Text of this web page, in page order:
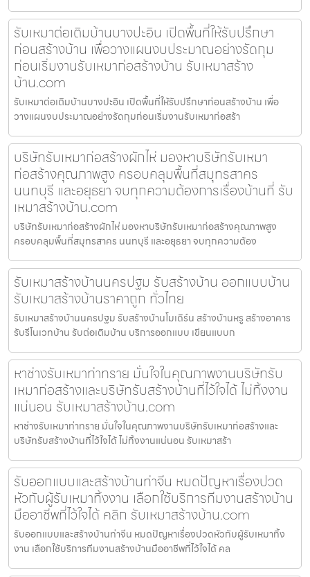
รับเหมาต่อเติมบ้านบางปะอิน เปิดพื้นที่ให้รับปรึกษา
ก่อนสร้างบ้าน เพื่อวางแผนงบประมาณอย่างรัดกุม
ก่อนเริ่มงานรับเหมาก่อสร้างบ้าน รับเหมาสร้าง
บ้าน.com
รับเหมาต่อเติมบ้านบางปะอิน เปิดพื้นที่ให้รับปรึกษาก่อนสร้างบ้าน เพื่อ
วางแผนงบประมาณอย่างรัดกุมก่อนเริ่มงานรับเหมาก่อสร้า
บริษัทรับเหมาก่อสร้างผักไห่ มองหาบริษัทรับเหมา
ก่อสร้างคุณภาพสูง ครอบคลุมพื้นที่สมุทรสาคร
นนทบุรี และอยุธยา จบทุกความต้องการเรื่องบ้านที่ รับ
เหมาสร้างบ้าน.com
บริษัทรับเหมาก่อสร้างผักไห่ มองหาบริษัทรับเหมาก่อสร้างคุณภาพสูง
ครอบคลุมพื้นที่สมุทรสาคร นนทบุรี และอยุธยา จบทุกความต้อง
รับเหมาสร้างบ้านนครปฐม รับสร้างบ้าน ออกแบบบ้าน
รับเหมาสร้างบ้านราคาถูก ทั่วไทย
รับเหมาสร้างบ้านนครปฐม รับสร้างบ้านโมเดิร์น สร้างบ้านหรู สร้างอาคาร
รับรีโนเวทบ้าน รับต่อเติมบ้าน บริการออกแบบ เขียนแบบก
หาช่างรับเหมาท่าทราย มั่นใจในคุณภาพงานบริษัทรับ
เหมาก่อสร้างและบริษัทรับสร้างบ้านที่ไว้ใจได้ ไม่ทิ้งงาน
แน่นอน รับเหมาสร้างบ้าน.com
หาช่างรับเหมาท่าทราย มั่นใจในคุณภาพงานบริษัทรับเหมาก่อสร้างและ
บริษัทรับสร้างบ้านที่ไว้ใจได้ ไม่ทิ้งงานแน่นอน รับเหมาสร้า
รับออกแบบและสร้างบ้านท่าจีน หมดปัญหาเรื่องปวด
หัวกับผู้รับเหมาทิ้งงาน เลือกใช้บริการทีมงานสร้างบ้าน
มืออาชีพที่ไว้ใจได้ คลิก รับเหมาสร้างบ้าน.com
รับออกแบบและสร้างบ้านท่าจีน หมดปัญหาเรื่องปวดหัวกับผู้รับเหมาทิ้ง
งาน เลือกใช้บริการทีมงานสร้างบ้านมืออาชีพที่ไว้ใจได้ คล